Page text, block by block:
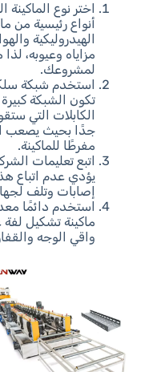
اختر نوع
أنواع رئيسية من
الهيدروليكية
مزاياه وعيوبه،
لمشروعك.
استخدم شبكة
تكون الشبكة
الكابلات التي
جدًا بحيث يصعب
مفرطًا للماكينة.
اتبع تعليمات
يؤدي عدم اتباع
إصابات وتلف
استخدم دائمًا
ماكينة تشكيل
واقي الوجه